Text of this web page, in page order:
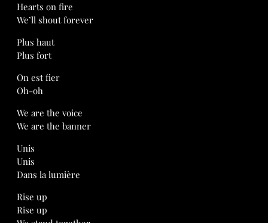
Hearts on fire
We’ll shout forever
Plus haut
Plus fort
On est fier
Oh-oh
We are the voice
We are the banner
Unis
Unis
Dans la lumière
Rise up
Rise up